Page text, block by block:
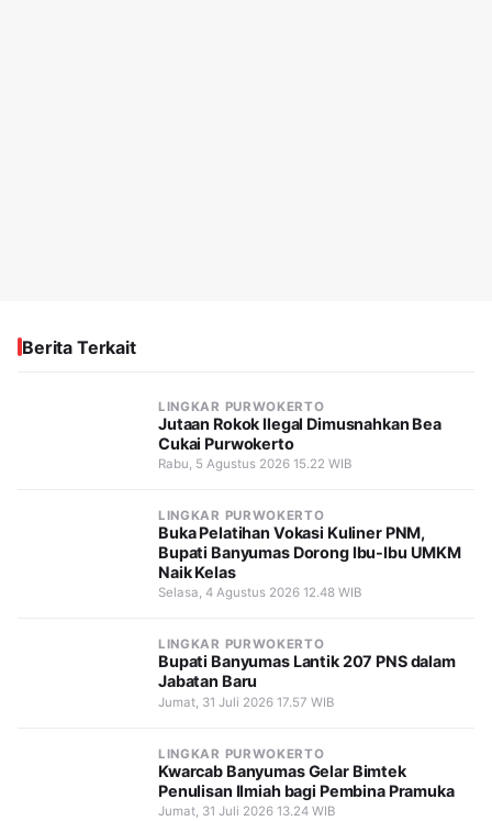
Berita Terkait
LINGKAR PURWOKERTO
Jutaan Rokok Ilegal Dimusnahkan Bea
Cukai Purwokerto
Rabu, 5 Agustus 2026 15.22 WIB
LINGKAR PURWOKERTO
Buka Pelatihan Vokasi Kuliner PNM,
Bupati Banyumas Dorong Ibu-Ibu UMKM
Naik Kelas
Selasa, 4 Agustus 2026 12.48 WIB
LINGKAR PURWOKERTO
Bupati Banyumas Lantik 207 PNS dalam
Jabatan Baru
Jumat, 31 Juli 2026 17.57 WIB
LINGKAR PURWOKERTO
Kwarcab Banyumas Gelar Bimtek
Penulisan Ilmiah bagi Pembina Pramuka
Jumat, 31 Juli 2026 13.24 WIB